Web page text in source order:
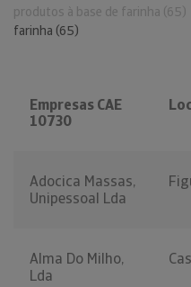
produtos à base de farinha (65)
farinha (65)
Empresas CAE
10730
Adocica Massas,
Unipessoal Lda
Alma Do Milho,
Lda